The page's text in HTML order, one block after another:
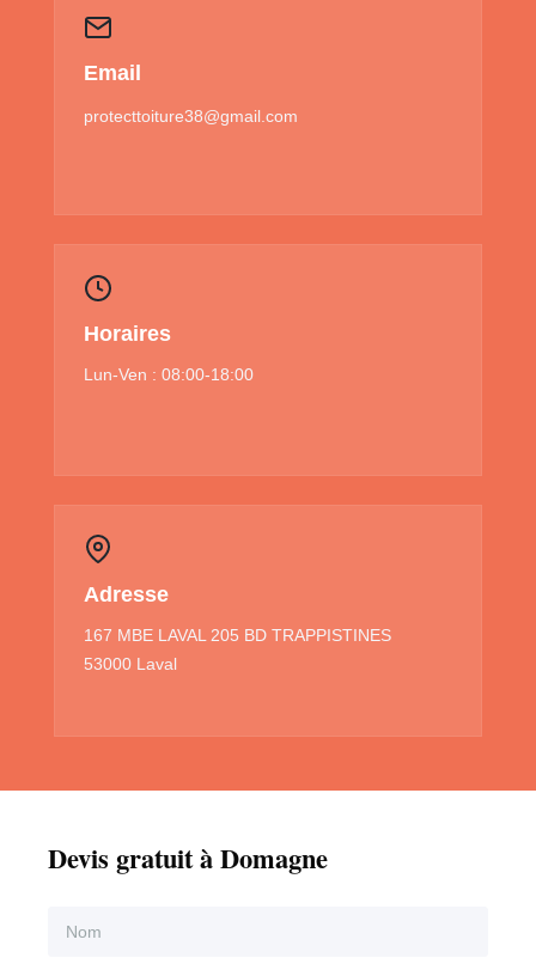
Email
protecttoiture38@gmail.com
Horaires
Lun-Ven : 08:00-18:00
Adresse
167 MBE LAVAL 205 BD TRAPPISTINES
53000 Laval
Devis gratuit à Domagne